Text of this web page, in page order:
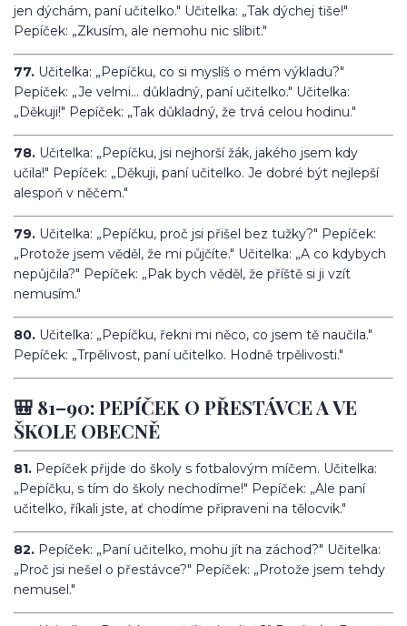
jen dýchám, paní učitelko." Učitelka: „Tak dýchej tiše!"
Pepíček: „Zkusím, ale nemohu nic slíbit."
77. Učitelka: „Pepíčku, co si myslíš o mém výkladu?"
Pepíček: „Je velmi... důkladný, paní učitelko." Učitelka:
„Děkuji!" Pepíček: „Tak důkladný, že trvá celou hodinu."
78. Učitelka: „Pepíčku, jsi nejhorší žák, jakého jsem kdy
učila!" Pepíček: „Děkuji, paní učitelko. Je dobré být nejlepší
alespoň v něčem."
79. Učitelka: „Pepíčku, proč jsi přišel bez tužky?" Pepíček:
„Protože jsem věděl, že mi půjčíte." Učitelka: „A co kdybych
nepůjčila?" Pepíček: „Pak bych věděl, že příště si ji vzít
nemusím."
80. Učitelka: „Pepíčku, řekni mi něco, co jsem tě naučila."
Pepíček: „Trpělivost, paní učitelko. Hodně trpělivosti."
🎒 81–90: PEPÍČEK O PŘESTÁVCE A VE
ŠKOLE OBECNĚ
81. Pepíček přijde do školy s fotbalovým míčem. Učitelka:
„Pepíčku, s tím do školy nechodíme!" Pepíček: „Ale paní
učitelko, říkali jste, ať chodíme připraveni na tělocvik."
82. Pepíček: „Paní učitelko, mohu jít na záchod?" Učitelka:
„Proč jsi nešel o přestávce?" Pepíček: „Protože jsem tehdy
nemusel."